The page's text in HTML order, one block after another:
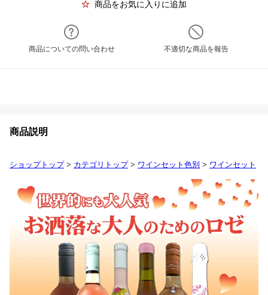
商品をお気に入りに追加
商品についての問い合わせ 不適切な商品を報告
商品説明
ショップトップ> カテゴリトップ> ワインセット色別 > ワインセット